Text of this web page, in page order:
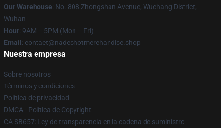
Our Warehouse: No. 808 Zhongshan Avenue, Wuchang District,
Wuhan
Hour: 9AM – 5PM (Mon – Fri)
Email : contact@nadeshotmerchandise.shop
Nuestra empresa
Sobre nosotros
Términos y condiciones
Política de privacidad
DMCA - Política de Copyright
CA SB657: Ley de transparencia en la cadena de suministro